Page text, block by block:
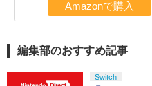
Amazonで購入
編集部のおすすめ記事
Switch